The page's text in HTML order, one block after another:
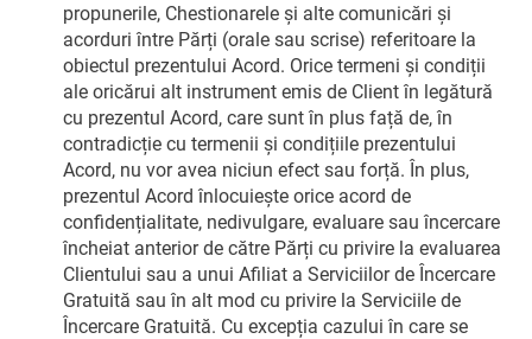
propunerile, Chestionarele și alte comunicări și
acorduri între Părți (orale sau scrise) referitoare la
obiectul prezentului Acord. Orice termeni și condiții
ale oricărui alt instrument emis de Client în legătură
cu prezentul Acord, care sunt în plus față de, în
contradicție cu termenii și condițiile prezentului
Acord, nu vor avea niciun efect sau forță. În plus,
prezentul Acord înlocuiește orice acord de
confidențialitate, nedivulgare, evaluare sau încercare
încheiat anterior de către Părți cu privire la evaluarea
Clientului sau a unui Afiliat a Serviciilor de Încercare
Gratuită sau în alt mod cu privire la Serviciile de
Încercare Gratuită. Cu excepția cazului în care se